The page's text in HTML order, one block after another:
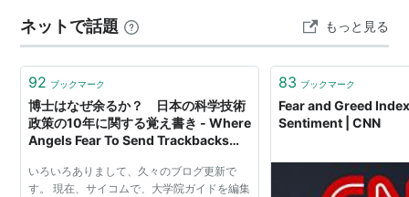
いぶ分かってきたので、トラブルも特になく予定通り敢
行アンド観光できました。 今回は開場時間が早かったこ
ともあって前日に前乗りし、計2泊3日の贅沢旅となりま
した。ラ…
ネットで話題 もっと見る
92 ブックマーク
博士はなぜ余るか？ 日本の科学技術
政策の10年に関する覚え書き - Where
Angels Fear To Send Trackbacks
いろいろありまして、久々のブログ更新で
す。 現在、サイコムで、大学院ガイドを編集
83 ブックマーク
Fear and Greed
Sentiment | CNN